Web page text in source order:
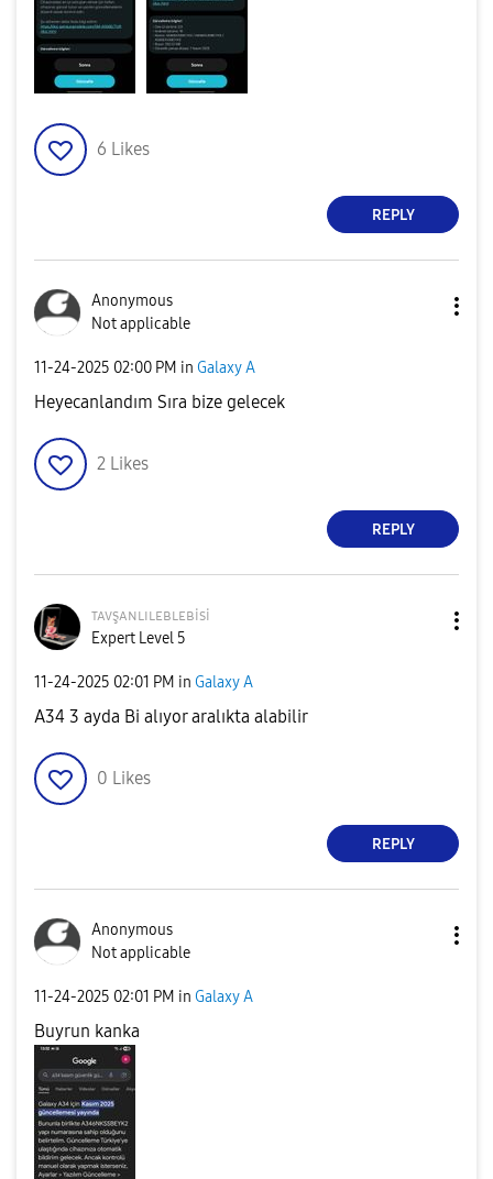
6 Likes
REPLY
Anonymous
Not applicable
‎11-24-2025 02:00 PM in Galaxy A
Heyecanlandım Sıra bize gelecek
2 Likes
REPLY
ᴛᴀᴠşᴀɴʟɪʟᴇʙʟᴇʙisi
Expert Level 5
‎11-24-2025 02:01 PM in Galaxy A
A34 3 ayda Bi alıyor aralıkta alabilir
0 Likes
REPLY
Anonymous
Not applicable
‎11-24-2025 02:01 PM in Galaxy A
Buyrun kanka